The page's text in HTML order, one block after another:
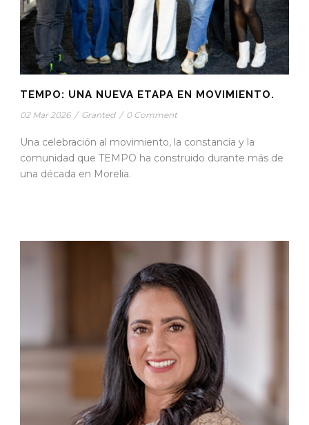
TEMPO: UNA NUEVA ETAPA EN MOVIMIENTO.
02 Mar 2026 / Granted / 0 Comment
Una celebración al movimiento, la constancia y la
comunidad que TEMPO ha construido durante más de
una década en Morelia.